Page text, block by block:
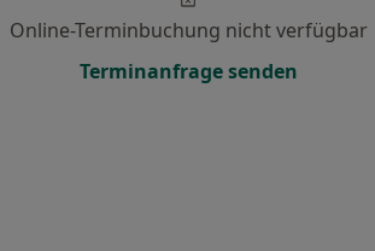
Online-Terminbuchung nicht verfügbar
Terminanfrage senden